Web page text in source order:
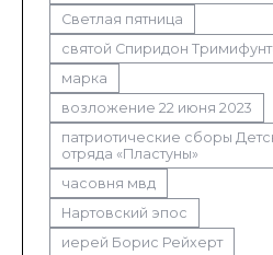
Светлая пятница
святой Спиридон
марка
возложение 22 июня 2023
патриотические сборы
отряда «Пластуны»
часовня мвд
Нартовский эпос
иерей Борис Рейхерт